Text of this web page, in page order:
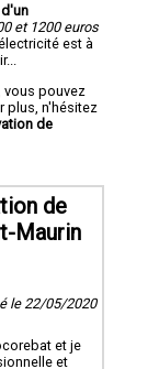
et 1200 euros
est à
vous pouvez
plus, n'hésitez
de
de
Maurin
le 22/05/2020
et je
et